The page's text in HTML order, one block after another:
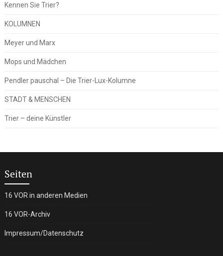
Kennen Sie Trier?
KOLUMNEN
Meyer und Marx
Mops und Mädchen
Pendler pauschal – Die Trier-Lux-Kolumne
STADT & MENSCHEN
Trier – deine Künstler
Seiten
16 VOR in anderen Medien
16 VOR-Archiv
Impressum/Datenschutz